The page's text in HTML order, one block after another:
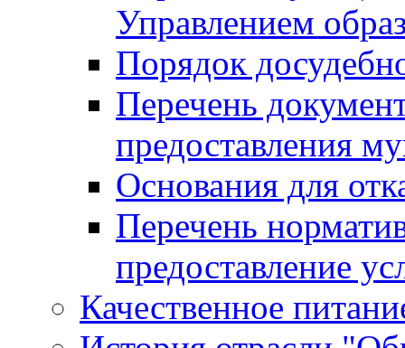
Управлением
Порядок
Перечень
предоставления
Основания для
Перечень
предоставление
Качественное